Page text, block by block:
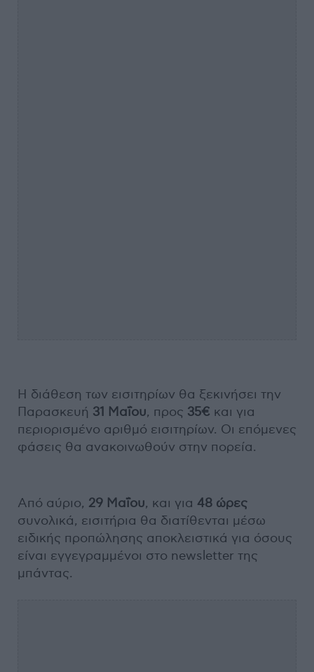
Η διάθεση των εισιτηρίων θα ξεκινήσει την
Παρασκευή 31 Μαΐου, προς 35€ και για
περιορισμένο αριθμό εισιτηρίων. Οι επόμενες
φάσεις θα ανακοινωθούν στην πορεία.
Από αύριο, 29 Μαΐου, και για 48 ώρες
συνολικά, εισιτήρια θα διατίθενται μέσω
ειδικής προπώλησης αποκλειστικά για όσους
είναι εγγεγραμμένοι στο newsletter της
μπάντας.